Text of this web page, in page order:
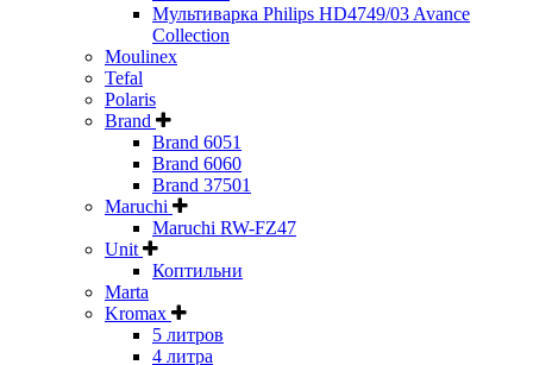
Мультиварка Philips HD4749/03 Avance
Collection
Moulinex
Tefal
Polaris
Brand
Brand 6051
Brand 6060
Brand 37501
Maruchi
Maruchi RW-FZ47
Unit
Коптильни
Marta
Kromax
5 литров
4 литра